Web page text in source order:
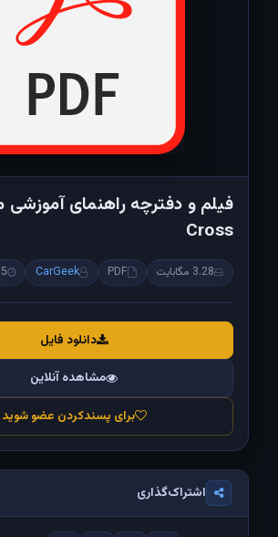
Cross
3.28 مگابایت PDF
CarGeek 5 سال پیش
دانلود فایل
مشاهده آنلاین
برای پسندکردن عضو شوید
اشتراک‌گذاری